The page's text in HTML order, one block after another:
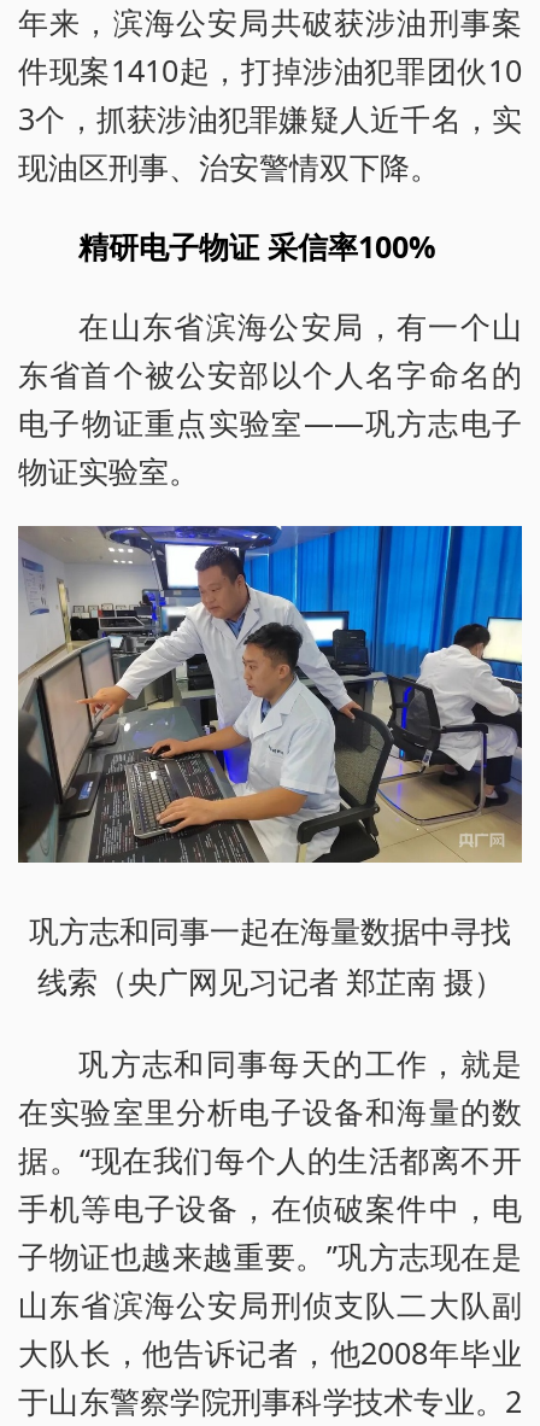
年来，滨海公安局共破获涉油刑事案
件现案1410起，打掉涉油犯罪团伙10
3个，抓获涉油犯罪嫌疑人近千名，实
现油区刑事、治安警情双下降。
精研电子物证 采信率100%
在山东省滨海公安局，有一个山
东省首个被公安部以个人名字命名的
电子物证重点实验室——巩方志电子
物证实验室。
巩方志和同事一起在海量数据中寻找
线索（央广网见习记者 郑芷南 摄）
巩方志和同事每天的工作，就是
在实验室里分析电子设备和海量的数
据。“现在我们每个人的生活都离不开
手机等电子设备，在侦破案件中，电
子物证也越来越重要。”巩方志现在是
山东省滨海公安局刑侦支队二大队副
大队长，他告诉记者，他2008年毕业
于山东警察学院刑事科学技术专业。2